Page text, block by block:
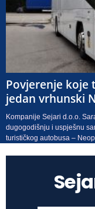
Povjerenje koje
jedan vrhunski
Kompanije Sejari d.o.o.
dugogodišnju i uspješnu
turističkog autobusa –